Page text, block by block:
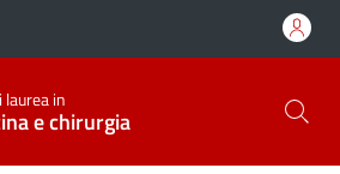
laurea in
e chirurgia